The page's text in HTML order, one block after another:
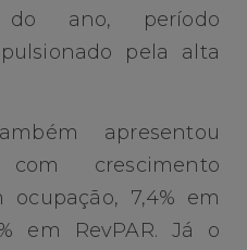
ano, período
pela alta
apresentou
crescimento
ocupação, 7,4% em
em RevPAR. Já o